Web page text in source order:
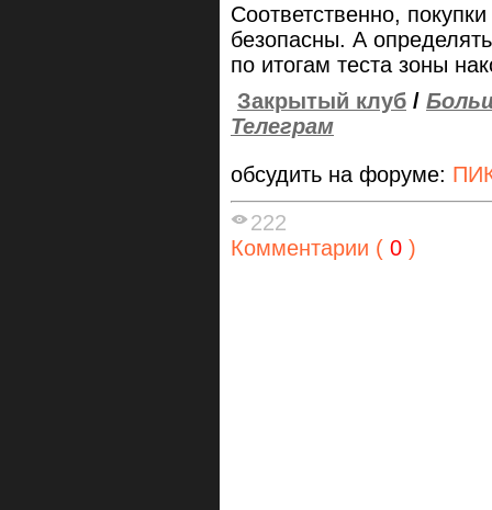
Соответственно,
безопасны. А
по итогам теста зоны
Закрытый клуб /
Телеграм
обсудить на форуме:
222
Комментарии ( 0 )